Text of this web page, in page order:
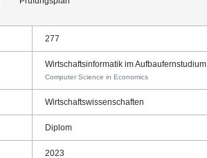
277
Wirtschaftsinformatik im Aufbaufernstudium
Computer Science in Economics
Wirtschaftswissenschaften
Diplom
2023